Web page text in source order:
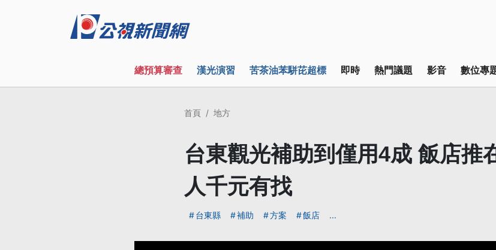
總預算審查 漢光演習 苦茶油苯駢芘超標 即時 熱門議題 影音 數位專
首頁 地方
台東觀光補助到僅用4成 飯店推
人千元有找
台東縣 補助 方案 飯店 ...